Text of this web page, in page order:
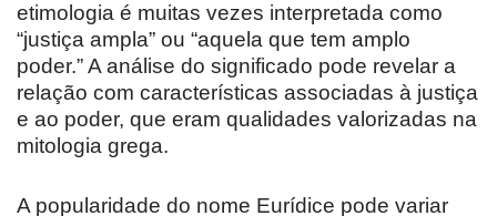
etimologia é muitas vezes interpretada como
“justiça ampla” ou “aquela que tem amplo
poder.” A análise do significado pode revelar a
relação com características associadas à justiça
e ao poder, que eram qualidades valorizadas na
mitologia grega.
A popularidade do nome Eurídice pode variar